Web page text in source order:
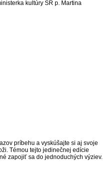
kultúry SR p. Martina
príbehu a vyskúšajte si aj svoje
Témou tejto jedinečnej edície
zapojiť sa do jednoduchých výziev.